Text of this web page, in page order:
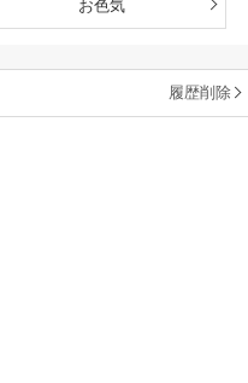
お色気
履歴削除